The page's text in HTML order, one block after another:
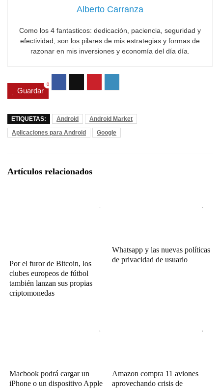
Alberto Carranza
Como los 4 fantasticos: dedicación, paciencia, seguridad y
efectividad, son los pilares de mis estrategias y formas de
razonar en mis inversiones y economía del día día.
Guardar
0
ETIQUETAS: Android
Android Market
Aplicaciones para Android
Google
Artículos relacionados
Por el furor de Bitcoin, los
clubes europeos de fútbol
también lanzan sus propias
criptomonedas
Whatsapp y las nuevas políticas
de privacidad de usuario
Macbook podrá cargar un
iPhone o un dispositivo Apple
Amazon compra 11 aviones
aprovechando crisis de